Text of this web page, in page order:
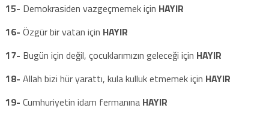
15- Demokrasiden vazgeçmemek için HAYIR
16- Özgür bir vatan için HAYIR
17- Bugün için değil, çocuklarımızın geleceği için HAYIR
18- Allah bizi hür yarattı, kula kulluk etmemek için HAYIR
19- Cumhuriyetin idam fermanına HAYIR